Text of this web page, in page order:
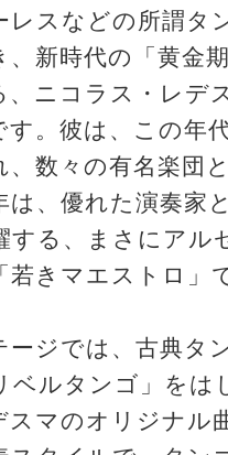
レスなどの所謂タ
、新時代の「黄金
、ニコラス・レデ
す。彼は、この年
、数々の有名楽団
は、優れた演奏家
する、まさにアル
若きマエストロ」
ジでは、古典タ
ベルタンゴ」をは
スマのオリジナル